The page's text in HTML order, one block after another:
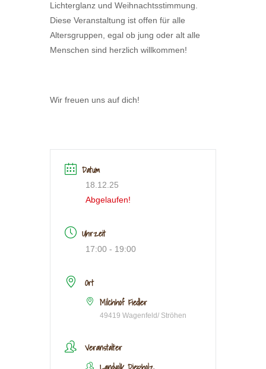
Lichterglanz und Weihnachtsstimmung.
Diese Veranstaltung ist offen für alle
Altersgruppen, egal ob jung oder alt alle
Menschen sind herzlich willkommen!
Wir freuen uns auf dich!
Datum
18.12.25
Abgelaufen!
Uhrzeit
17:00 - 19:00
Ort
Milchhof Fiedler
49419 Wagenfeld/ Ströhen
Veranstalter